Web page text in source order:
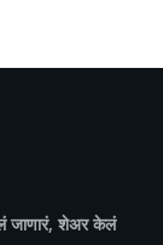
जाणारं, शेअर केलं